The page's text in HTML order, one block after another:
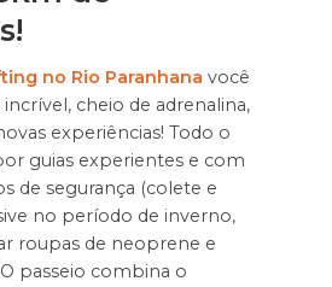
no Rio Paranhana você
cheio de adrenalina,
experiências! Todo o
guias experientes e com
de segurança (colete e
no período de inverno,
roupas de neoprene e
passeio combina o